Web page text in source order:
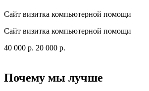
Сайт визитка компьютерной помощи
Сайт визитка компьютерной помощи
40 000 p. 20 000 p.
Почему мы лучше